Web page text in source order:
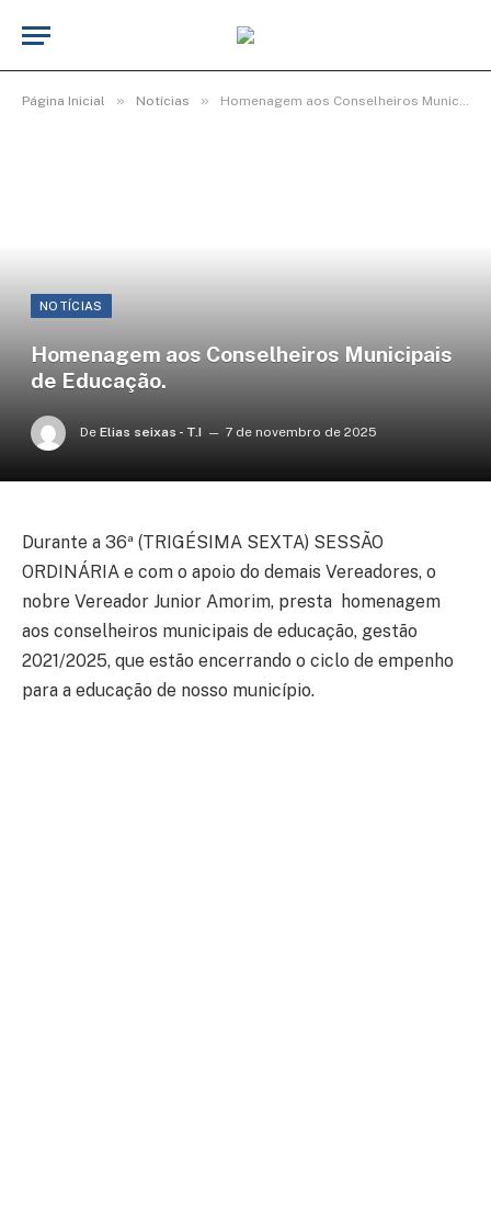
Página Inicial » Notícias » Homenagem aos Conselheiros Municipais de Educação.
NOTÍCIAS
Homenagem aos Conselheiros Municipais
de Educação.
De Elias seixas - T.I 7 de novembro de 2025
Durante a 36ª (TRIGÉSIMA SEXTA) SESSÃO
ORDINÁRIA e com o apoio do demais Vereadores, o
nobre Vereador Junior Amorim, presta homenagem
aos conselheiros municipais de educação, gestão
2021/2025, que estão encerrando o ciclo de empenho
para a educação de nosso município.